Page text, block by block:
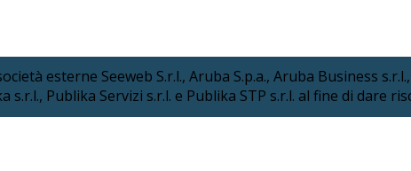
esterne Seeweb S.r.l., Aruba S.p.a., Aruba Business
Publika Servizi s.r.l. e Publika STP s.r.l. al fine di dare